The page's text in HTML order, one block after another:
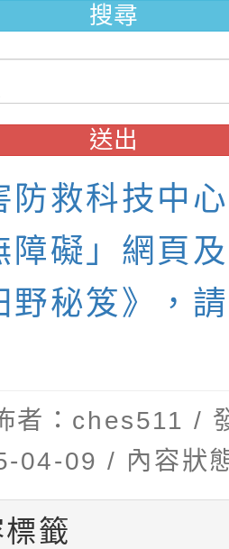
原』不絕-
「邁向下一
成長團體」
請許可一案
第7-9招代課
學年度國
畫」核定一
部國民及學
年度教育
辦理性別平
教學人才庫
， 請教師
照。
市政府腸
市交通局
2.0」全民
府家庭教育
樂淘桃－祖
海報電子檔
勵所屬同仁
請查照
銓敘部建置
得重審後實
公立學校退
搜尋
送出
防救科技中
障礙」網頁
野秘笈》，
者：ches511 /
04-09 / 內容狀
籤